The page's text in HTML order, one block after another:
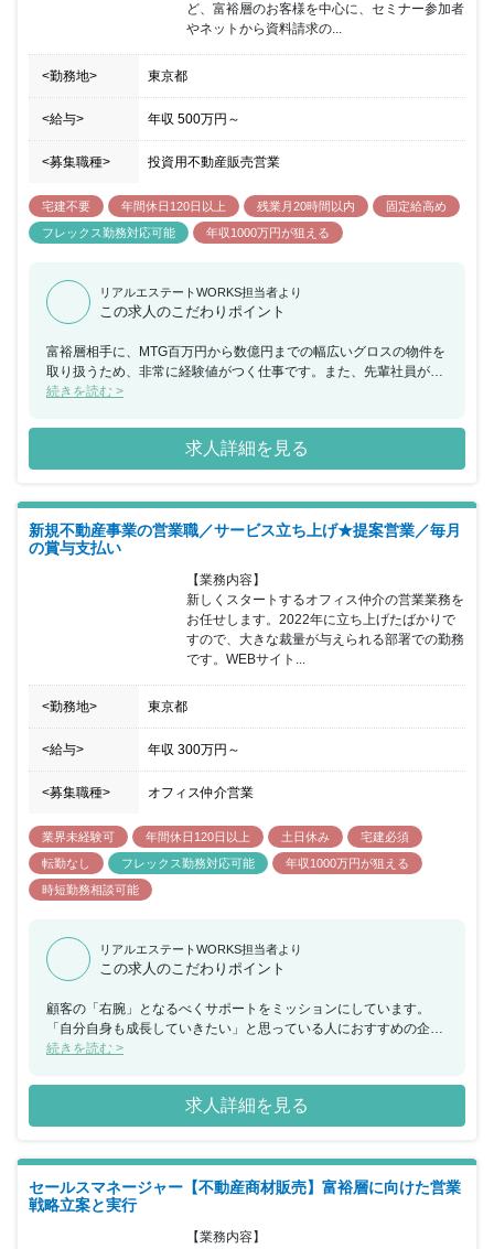
ど、富裕層のお客様を中心に、セミナー参加者
やネットから資料請求の...
<勤務地> 東京都
<給与> 年収 500万円 ～
<募集職種> 投資用不動産販売営業
宅建不要 年間休日120日以上 残業月20時間以内
固定給高め
フレックス勤務対応可能
年収1000万円が狙える
リアルエステートWORKS担当者より
この求人のこだわりポイント
富裕層相手に、MTG百万円から数億円までの幅広いグロスの物件を
取り扱うため、非常に経験値がつく仕事です。また、先輩社員が確
定申告やファイナンシャルプランニング、投資について勉強会やロ
り成長したい方、投資用営業販売の経験を活かしたい方は是非応募
してみる価値のある求人です。
続きを読む >
求人詳細を見る
新規不動産事業の営業職／サービス立ち上げ★提案営業／毎月
の賞与支払い
【業務内容】
新しくスタートするオフィス仲介の営業業務を
お任せします。2022年に立ち上げたばかりで
すので、大きな裁量が与えられる部署での勤務
です。WEBサイト...
<勤務地> 東京都
<給与> 年収 300万円 ～
<募集職種> オフィス仲介営業
業界未経験可 年間休日120日以上 土日休み
宅建必須
転勤なし
フレックス勤務対応可能
年収1000万円が狙える
時短勤務相談可能
リアルエステートWORKS担当者より
この求人のこだわりポイント
顧客の「右腕」となるべくサポートをミッションにしています。
「自分自身も成長していきたい」と思っている人におすすめの企業
です。100人の仲間を集め、100人の経営者を輩出し、100人の人の
続きを読む >
求人詳細を見る
セールスマネージャー【不動産商材販売】富裕層に向けた営業
戦略立案と実行
【業務内容】